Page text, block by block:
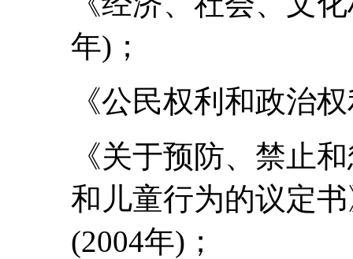
年)；
《公民权利和政治
《关于预防、禁止
和儿童行为的议定
(2004年)；